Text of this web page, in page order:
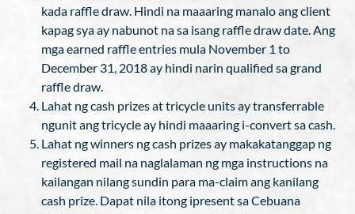
kada raffle draw. Hindi na maaaring manalo ang client
kapag sya ay nabunot na sa isang raffle draw date. Ang
mga earned raffle entries mula November 1 to
December 31, 2018 ay hindi narin qualified sa grand
raffle draw.
Lahat ng cash prizes at tricycle units ay transferrable
ngunit ang tricycle ay hindi maaaring i-convert sa cash.
Lahat ng winners ng cash prizes ay makakatanggap ng
registered mail na naglalaman ng mga instructions na
kailangan nilang sundin para ma-claim ang kanilang
cash prize. Dapat nila itong ipresent sa Cebuana